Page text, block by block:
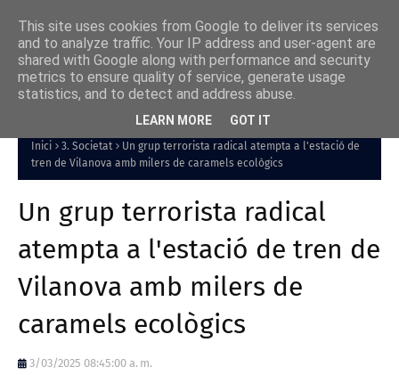
Inici 3. Societat
Un grup terrorista radical atempta a l'estació de
tren de Vilanova amb milers de caramels ecològics
Un grup terrorista radical
atempta a l'estació de tren de
Vilanova amb milers de
caramels ecològics
3/03/2025 08:45:00 a. m.
This site uses cookies from Google to deliver its services
and to analyze traffic. Your IP address and user-agent are
shared with Google along with performance and security
metrics to ensure quality of service, generate usage
statistics, and to detect and address abuse.
LEARN MORE GOT IT